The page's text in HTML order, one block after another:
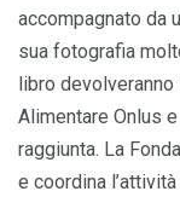
accompagnato da
sua fotografia
libro
Alimentare Onlus
raggiunta. La
e coordina